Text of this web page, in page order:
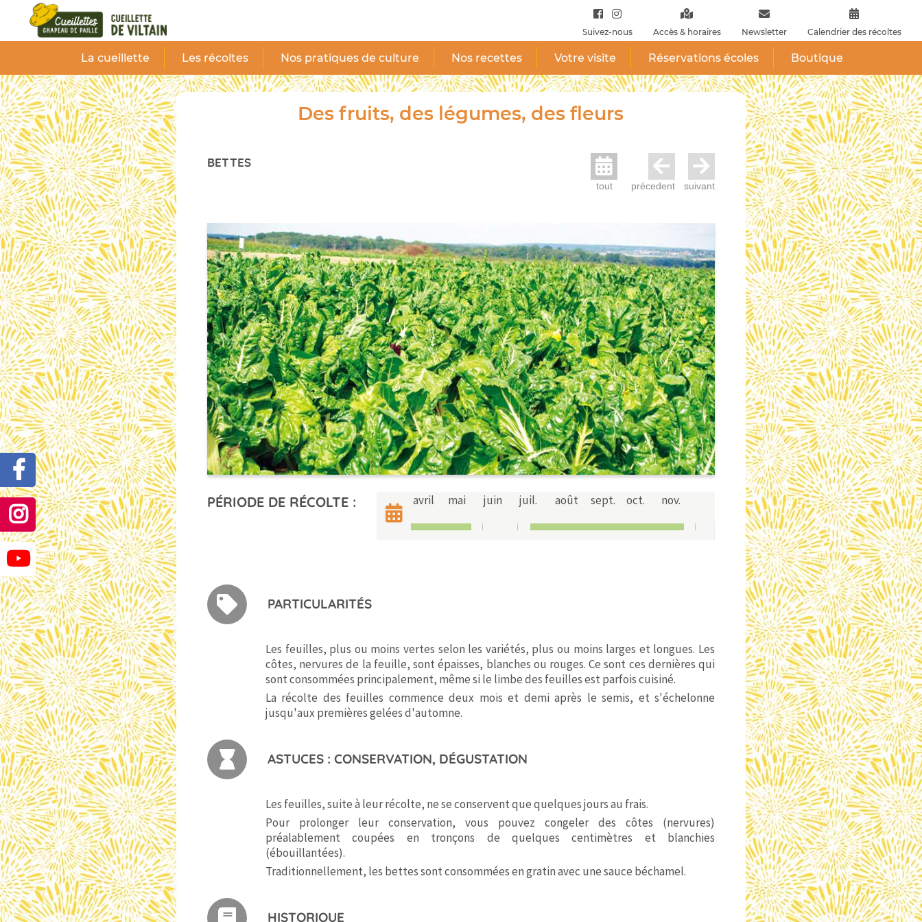
Suivez-nous Accès & horaires Newsletter Calendrier des récoltes
La cueillette Les récoltes Nos pratiques de culture Nos recettes Votre visite Réservations écoles Boutique
Des fruits, des légumes, des fleurs
BETTES
tout précedent suivant
PÉRIODE DE RÉCOLTE : avril mai juin juil. août sept. oct. nov.
PARTICULARITÉS
Les feuilles, plus ou moins vertes selon les variétés, plus ou moins larges et longues. Les
côtes, nervures de la feuille, sont épaisses, blanches ou rouges. Ce sont ces dernières qui
sont consommées principalement, même si le limbe des feuilles est parfois cuisiné.
La récolte des feuilles commence deux mois et demi après le semis, et s'échelonne
jusqu'aux premières gelées d'automne.
ASTUCES : CONSERVATION, DÉGUSTATION
Les feuilles, suite à leur récolte, ne se conservent que quelques jours au frais.
Pour prolonger leur conservation, vous pouvez congeler des côtes (nervures)
préalablement coupées en tronçons de quelques centimètres et blanchies
(ébouillantées).
Traditionnellement, les bettes sont consommées en gratin avec une sauce béchamel.
HISTORIQUE
Panneau de gestion des cookies